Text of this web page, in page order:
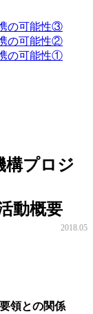
の可能性③
の可能性②
の可能性①
構プロジ
動概要
2018.05
領との関係